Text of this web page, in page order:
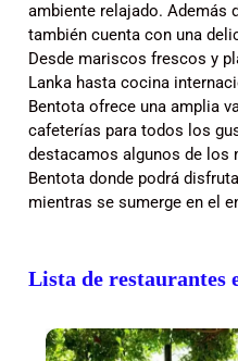
ambiente relajado. Además
también cuenta con una
Desde mariscos frescos y
Lanka hasta cocina
Bentota ofrece una amplia
cafeterías para todos los
destacamos algunos de los
Bentota donde podrá
mientras se sumerge en el
Lista de restaurantes